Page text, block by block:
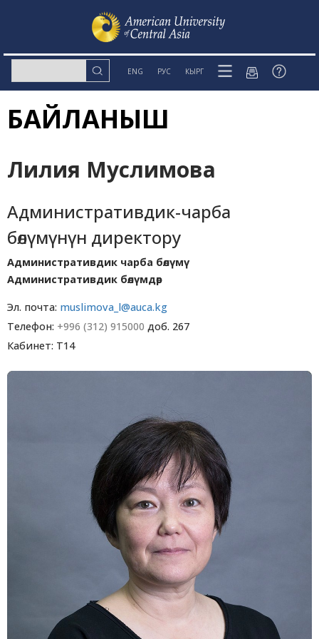
ENG РУС КЫРГ
БАЙЛАНЫШ
Лилия Муслимова
Административдик-чарба
бөлүмүнүн директору
Административдик чарба бөлүмү
Административдик бөлүмдөр
Эл. почта: muslimova_l@auca.kg
Телефон: +996 (312) 915000 доб. 267
Кабинет: T14